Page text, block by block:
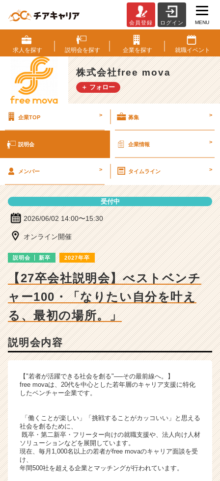
式
会
社
f
r
e
v
説
ベ
ャ
ー・
成
長
企
業
か
が
届
く
活
イ
ト
ア
会員登録 ログイン MENU
求人を探す 説明会を探す 企業を探す 就職イベント
株式会社free mova
＋ フォロー
企業TOP > 募集 >
説明会 企業情報 >
メンバー > タイムライン >
受付中
2026/06/02 14:00〜15:30
オンライン開催
説明会 新卒 2027年卒
【27卒会社説明会】べストベンチ
ャー100・「なりたい自分を叶え
る、最初の場所。」
説明会内容
【"若者が活躍できる社会を創る"──その最前線へ。】
free movaは、20代を中心とした若年層のキャリア支援に特化
したベンチャー企業です。
「働くことが楽しい」「挑戦することがカッコいい」と思える
社会を創るために、
既卒・第二新卒・フリーター向けの就職支援や、法人向け人材
ソリューションなどを展開しています。
現在、毎月1,000名以上の若者がfree movaのキャリア面談を受
け、
年間500社を超える企業とマッチングが行われています。